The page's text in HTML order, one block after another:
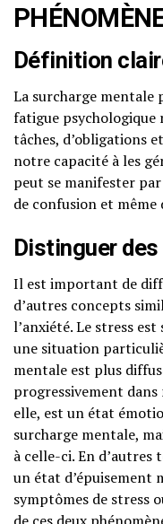
Définition
La surcharge mentale
fatigue psychologique
tâches, d’obligations
notre capacité à les
peut se manifester
de confusion et
Distinguer
Il est important de
d’autres concepts
l’anxiété. Le stress
une situation
mentale est plus
progressivement
elle, est un état
surcharge mentale,
à celle-ci. En d’autres
un état d’épuisement
symptômes de stress